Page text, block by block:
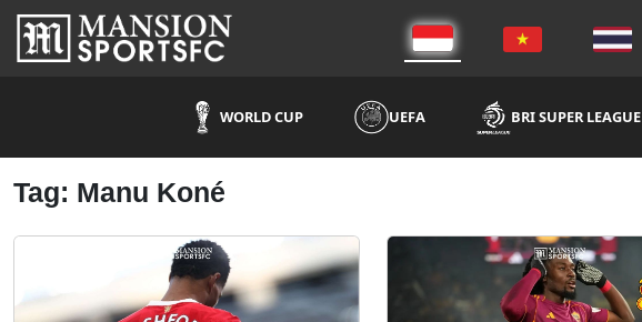
WORLD CUP UEFA BRI SUPER LEAGUE
Tag: Manu Koné